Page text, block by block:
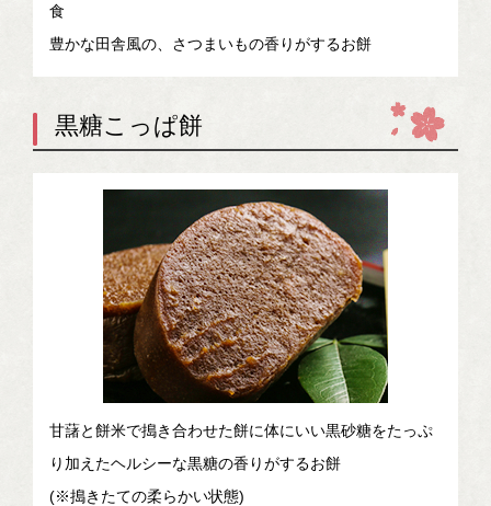
食
豊かな田舎風の、さつまいもの香りがするお餅
黒糖こっぱ餅
甘藷と餅米で搗き合わせた餅に体にいい黒砂糖をたっぷ
り加えたヘルシーな黒糖の香りがするお餅
(※搗きたての柔らかい状態)